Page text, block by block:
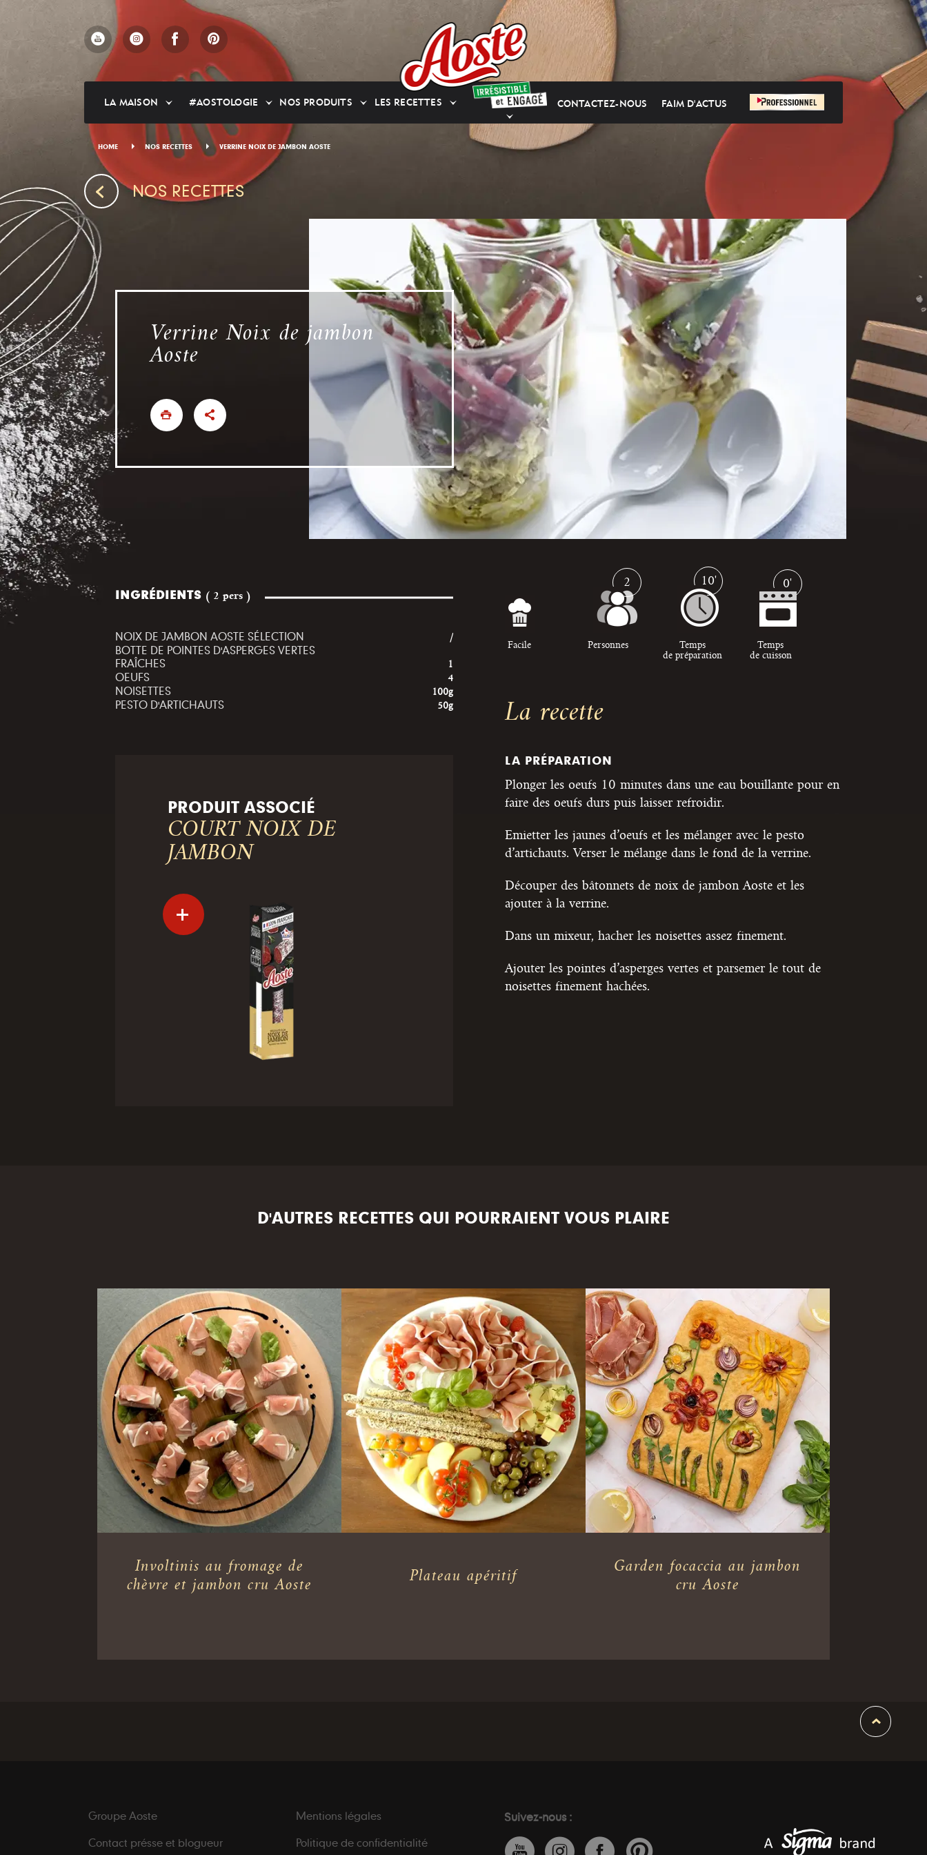
LA MAISON #AOSTOLOGIE NOS PRODUITS LES RECETTES CONTACTEZ-NOUS FAIM D'ACTUS
HOME NOS RECETTES VERRINE NOIX DE JAMBON AOSTE
NOS RECETTES
Verrine Noix de jambon
Aoste
INGRÉDIENTS ( 2 pers )
NOIX DE JAMBON AOSTE SÉLECTION /
BOTTE DE POINTES D'ASPERGES VERTES
FRAÎCHES
1
OEUFS 4
NOISETTES 100g
PESTO D'ARTICHAUTS 50g
PRODUIT ASSOCIÉ
COURT NOIX DE
JAMBON
Facile
2
Personnes
10'
Temps
de préparation
0'
Temps
de cuisson
La recette
LA PRÉPARATION
Plonger les oeufs 10 minutes dans une eau bouillante pour en
faire des oeufs durs puis laisser refroidir.
Emietter les jaunes d’oeufs et les mélanger avec le pesto
d’artichauts. Verser le mélange dans le fond de la verrine.
Découper des bâtonnets de noix de jambon Aoste et les
ajouter à la verrine.
Dans un mixeur, hacher les noisettes assez finement.
Ajouter les pointes d’asperges vertes et parsemer le tout de
noisettes finement hachées.
D'AUTRES RECETTES QUI POURRAIENT VOUS PLAIRE
Involtinis au fromage de
chèvre et jambon cru Aoste
Plateau apéritif
Garden focaccia au jambon
cru Aoste
Suivez-nous :
Groupe Aoste
Contact présse et blogueur
Mentions légales
Politique de confidentialité